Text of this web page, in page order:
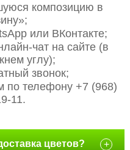
композицию в
или ВКонтакте;
чат на сайте (в
углу);
звонок;
по телефону +7 (968)
11.
цветов? +